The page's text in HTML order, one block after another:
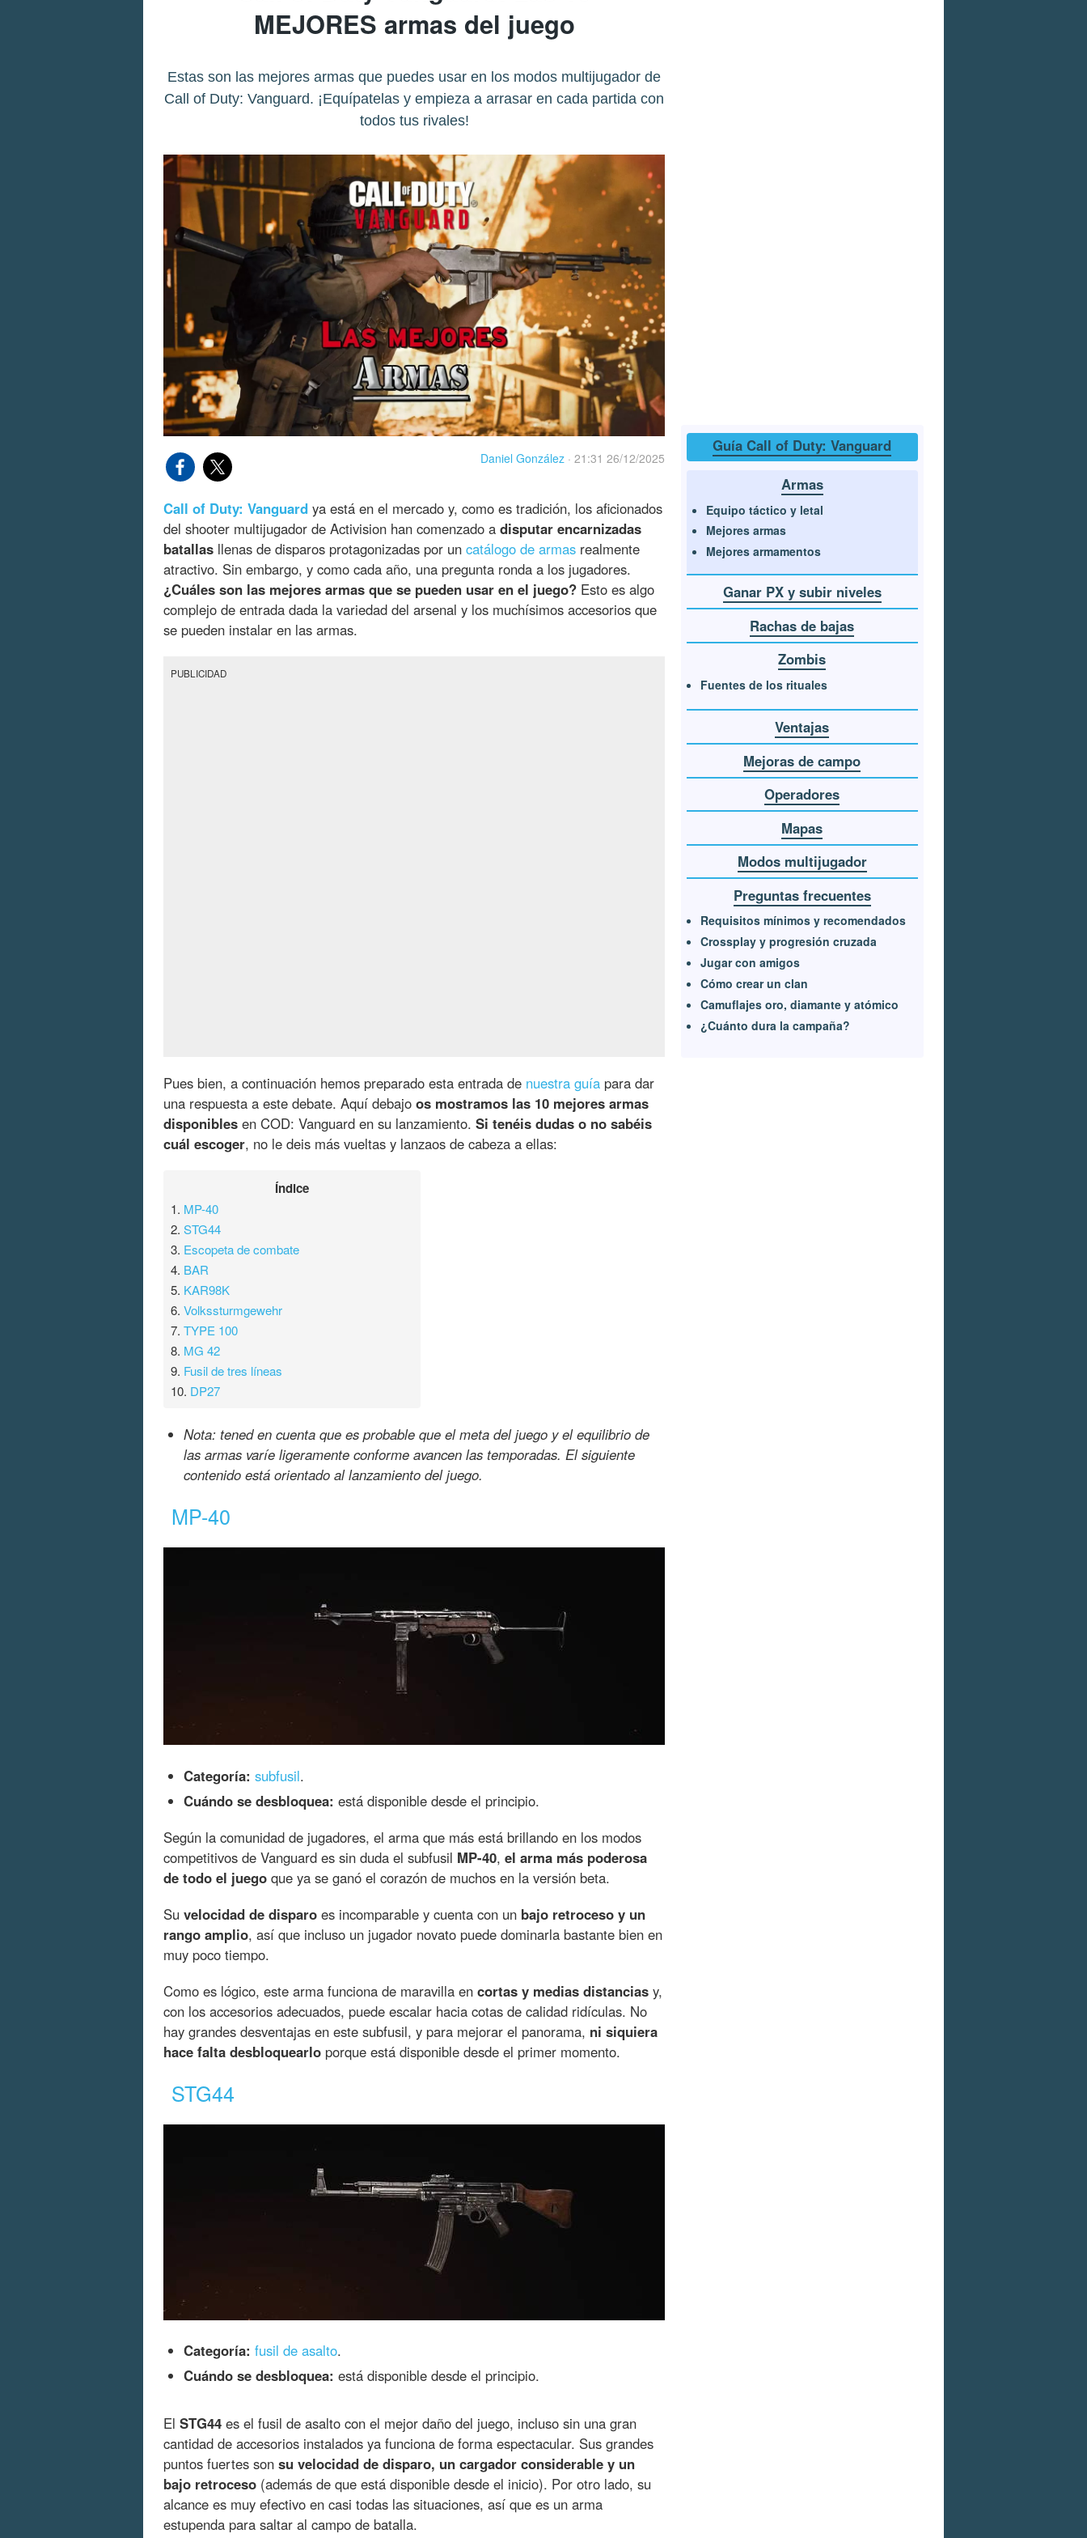
MEJORES armas del juego
Estas son las mejores armas que puedes usar en los modos multijugador de
Call of Duty: Vanguard. ¡Equípatelas y empieza a arrasar en cada partida con
todos tus rivales!
Daniel González · 21:31 26/12/2025
Call of Duty: Vanguard ya está en el mercado y, como es tradición, los aficionados
del shooter multijugador de Activision han comenzado a disputar encarnizadas
batallas llenas de disparos protagonizadas por un catálogo de armas realmente
atractivo. Sin embargo, y como cada año, una pregunta ronda a los jugadores.
¿Cuáles son las mejores armas que se pueden usar en el juego? Esto es algo
complejo de entrada dada la variedad del arsenal y los muchísimos accesorios que
se pueden instalar en las armas.
PUBLICIDAD
Pues bien, a continuación hemos preparado esta entrada de nuestra guía para dar
una respuesta a este debate. Aquí debajo os mostramos las 10 mejores armas
disponibles en COD: Vanguard en su lanzamiento. Si tenéis dudas o no sabéis
cuál escoger, no le deis más vueltas y lanzaos de cabeza a ellas:
Índice
1. MP-40
2.STG44
3. Escopeta de combate
4. BAR
5. KAR98K
6.Volkssturmgewehr
7.TYPE 100
8. MG 42
9. Fusil de tres líneas
10. DP27
Nota: tened en cuenta que es probable que el meta del juego y el equilibrio de
las armas varíe ligeramente conforme avancen las temporadas. El siguiente
contenido está orientado al lanzamiento del juego.
MP-40
Categoría: subfusil.
Cuándo se desbloquea: está disponible desde el principio.
Según la comunidad de jugadores, el arma que más está brillando en los modos
competitivos de Vanguard es sin duda el subfusil MP-40, el arma más poderosa
de todo el juego que ya se ganó el corazón de muchos en la versión beta.
Su velocidad de disparo es incomparable y cuenta con un bajo retroceso y un
rango amplio, así que incluso un jugador novato puede dominarla bastante bien en
muy poco tiempo.
Como es lógico, este arma funciona de maravilla en cortas y medias distancias y,
con los accesorios adecuados, puede escalar hacia cotas de calidad ridículas. No
hay grandes desventajas en este subfusil, y para mejorar el panorama, ni siquiera
hace falta desbloquearlo porque está disponible desde el primer momento.
STG44
Categoría: fusil de asalto.
Cuándo se desbloquea: está disponible desde el principio.
El STG44 es el fusil de asalto con el mejor daño del juego, incluso sin una gran
cantidad de accesorios instalados ya funciona de forma espectacular. Sus grandes
puntos fuertes son su velocidad de disparo, un cargador considerable y un
bajo retroceso (además de que está disponible desde el inicio). Por otro lado, su
alcance es muy efectivo en casi todas las situaciones, así que es un arma
estupenda para saltar al campo de batalla.
Guía Call of Duty: Vanguard
Armas
Equipo táctico y letal
Mejores armas
Mejores armamentos
Ganar PX y subir niveles
Rachas de bajas
Zombis
Fuentes de los rituales
Ventajas
Mejoras de campo
Operadores
Mapas
Modos multijugador
Preguntas frecuentes
Requisitos mínimos y recomendados
Crossplay y progresión cruzada
Jugar con amigos
Cómo crear un clan
Camuflajes oro, diamante y atómico
¿Cuánto dura la campaña?